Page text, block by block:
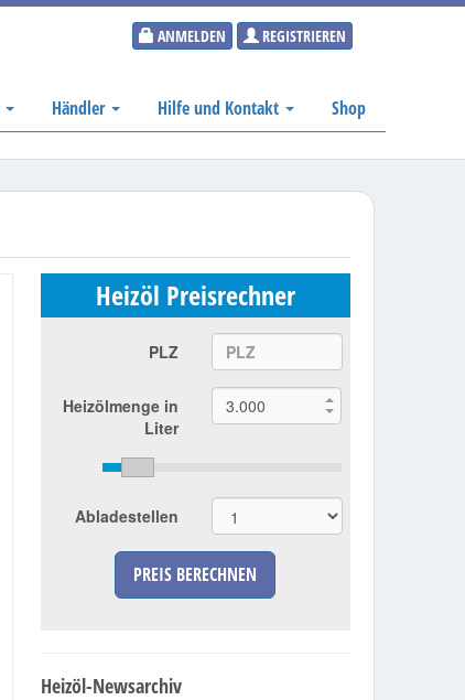
ANMELDEN REGISTRIEREN
Händler Hilfe und Kontakt Shop
Heizöl Preisrechner
PLZ
Heizölmenge in
Liter
Abladestellen
PREIS BERECHNEN
Heizöl-Newsarchiv